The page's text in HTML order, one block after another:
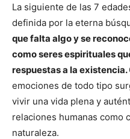
La siguiente de las 7
definida por la eterna
que falta algo y se
como seres espirituales
respuestas a la existencia.
emociones de todo tipo
vivir una vida plena y
relaciones humanas como
naturaleza.